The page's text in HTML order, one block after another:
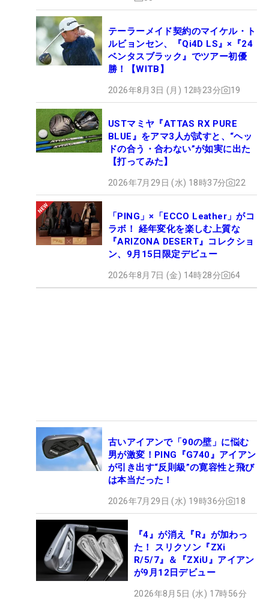
テーラーメイド契約のマイケル・ト
ルビョンセン、『Qi4D LS』×『24
ベンタスブラック』でツアー初優
勝！【WITB】
2026年8月3日 (月) 12時23分 19
USTマミヤ『ATTAS RX PURE
BLUE』をアマ3人が試すと、“ヘッ
ドの合う・合わない”が如実に出た
【打ってみた】
2026年7月29日 (水) 18時37分 22
「PING」×「ECCO Leather」がコ
ラボ！ 経年変化を楽しむ上質な
『ARIZONA DESERT』コレクショ
ン、9月15日限定デビュー
2026年8月7日 (金) 14時28分 64
古いアイアンで「90の壁」に悩む
男が激変！PING『G740』アイアン
が引き出す“反則級”の寛容性と飛び
は本当だった！
2026年7月29日 (水) 19時36分 18
『4』が消え『R』が加わっ
た！ スリクソン『ZXi
R/5/7』＆『ZXiU』アイアン
が9月12日デビュー
2026年8月5日 (水) 17時56分